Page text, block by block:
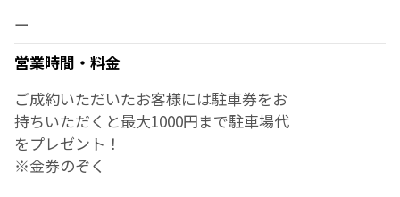
ー
営業時間・料金
ご成約いただいたお客様には駐車券をお
持ちいただくと最大1000円まで駐車場代
をプレゼント！
※金券のぞく